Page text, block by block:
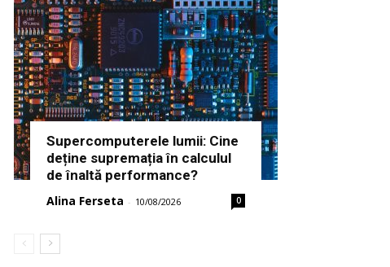
Supercomputerele lumii: Cine
deține supremația în calculul
de înaltă performance?
Alina Ferseta - 10/08/2026 0